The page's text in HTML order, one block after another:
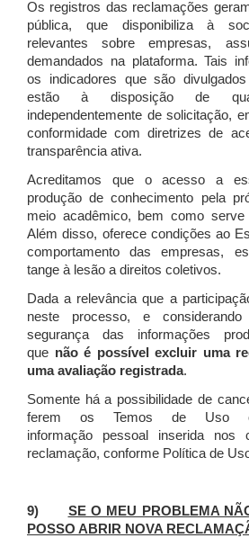
Os registros das reclamações
pública, que disponibiliza à
relevantes sobre empresas,
demandados na plataforma. Tais
os indicadores que são
estão à disposição de
independentemente de solicitação,
conformidade com diretrizes de
transparência ativa.
Acreditamos que o acesso a
produção de conhecimento pela
meio acadêmico, bem como
Além disso, oferece condições ao
comportamento das empresas,
tange à lesão a direitos coletivos.
Dada a relevância que a
neste processo, e
segurança das informações
que não é possível excluir uma
uma avaliação registrada.
Somente há a possibilidade de
ferem os Temos de Uso
informação pessoal inserida nos
reclamação, conforme Política de
9) SE O MEU PROBLEMA
POSSO ABRIR NOVA